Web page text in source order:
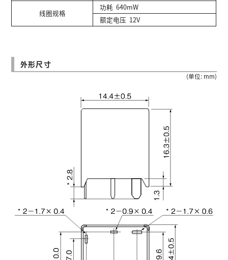
线圈规格
功耗 640mW
额定电压 12V
外形尺寸
(单位: mm)